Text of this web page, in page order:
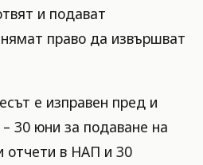
и подават
право да извършват
е изправен пред и
30 юни за подаване на
отчети в НАП и 30